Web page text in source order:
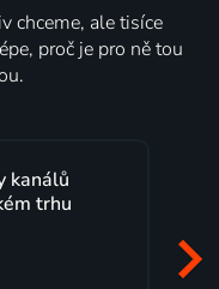
chceme, ale tisíce
proč je pro ně tou
sleduji už několik
spokojeností.
programu, to je